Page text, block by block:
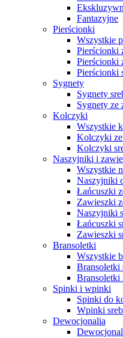
Fantazyjne
Pierścionki
Wszystkie
Pierścionki
Pierścionki
Pierścionki
Sygnety
Sygnety
Sygnety ze
Kolczyki
Wszystkie
Kolczyki ze
Kolczyki
Naszyjniki i
Wszystkie
Naszyjniki
Łańcuszki
Zawieszki
Naszyjniki
Łańcuszki
Zawieszki
Bransoletki
Wszystkie
Bransoletki
Bransoletki
Spinki i wpinki
Spinki do
Wpinki
Dewocjonalia